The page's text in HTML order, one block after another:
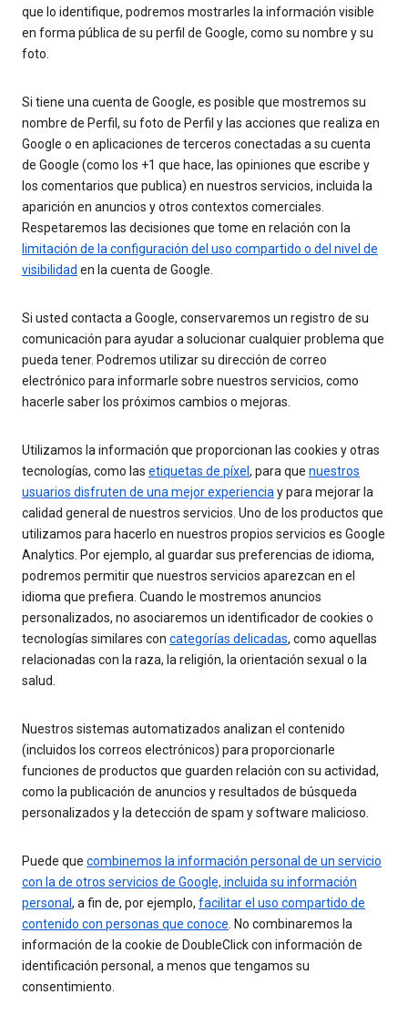
que lo identifique, podremos mostrarles la información visible
en forma pública de su perfil de Google, como su nombre y su
foto.
Si tiene una cuenta de Google, es posible que mostremos su
nombre de Perfil, su foto de Perfil y las acciones que realiza en
Google o en aplicaciones de terceros conectadas a su cuenta
de Google (como los +1 que hace, las opiniones que escribe y
los comentarios que publica) en nuestros servicios, incluida la
aparición en anuncios y otros contextos comerciales.
Respetaremos las decisiones que tome en relación con la
limitación de la configuración del uso compartido o del nivel de
visibilidad en la cuenta de Google.
Si usted contacta a Google, conservaremos un registro de su
comunicación para ayudar a solucionar cualquier problema que
pueda tener. Podremos utilizar su dirección de correo
electrónico para informarle sobre nuestros servicios, como
hacerle saber los próximos cambios o mejoras.
Utilizamos la información que proporcionan las cookies y otras
tecnologías, como las etiquetas de píxel , para que nuestros
usuarios disfruten de una mejor experienciay para mejorar la
calidad general de nuestros servicios. Uno de los productos que
utilizamos para hacerlo en nuestros propios servicios es Google
Analytics. Por ejemplo, al guardar sus preferencias de idioma,
podremos permitir que nuestros servicios aparezcan en el
idioma que prefiera. Cuando le mostremos anuncios
personalizados, no asociaremos un identificador de cookies o
tecnologías similares con categorías delicadas, como aquellas
relacionadas con la raza, la religión, la orientación sexual o la
salud.
Nuestros sistemas automatizados analizan el contenido
(incluidos los correos electrónicos) para proporcionarle
funciones de productos que guarden relación con su actividad,
como la publicación de anuncios y resultados de búsqueda
personalizados y la detección de spam y software malicioso.
Puede que combinemos la información personal de un servicio
con la de otros servicios de Google, incluida su información
personal, a fin de, por ejemplo, facilitar el uso compartido de
contenido con personas que conoce. No combinaremos la
información de la cookie de DoubleClick con información de
identificación personal, a menos que tengamos su
consentimiento.